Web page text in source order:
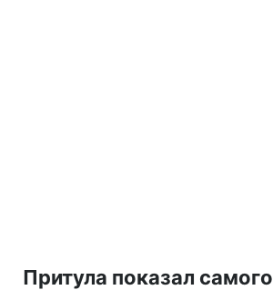
Притула показал самого